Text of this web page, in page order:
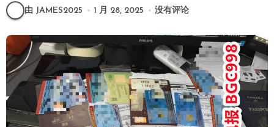
由 JAMES2025 1 月 28, 2025 没有评论